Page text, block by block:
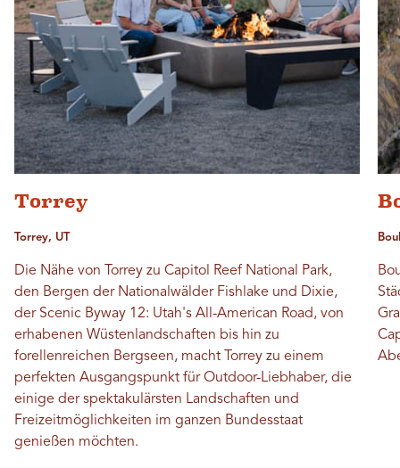
Torrey
Torrey, UT
Die Nähe von Torrey zu Capitol Reef National Park,
den Bergen der Nationalwälder Fishlake und Dixie,
der Scenic Byway 12: Utah's All-American Road, von
erhabenen Wüstenlandschaften bis hin zu
forellenreichen Bergseen, macht Torrey zu einem
perfekten Ausgangspunkt für Outdoor-Liebhaber, die
einige der spektakulärsten Landschaften und
Freizeitmöglichkeiten im ganzen Bundesstaat
genießen möchten.